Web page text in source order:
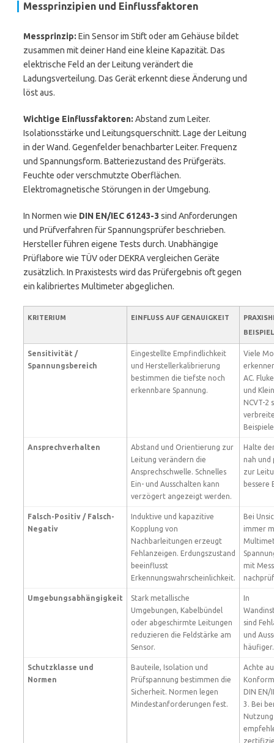
Messprinzipien und Einflussfaktoren
Messprinzip: Ein Sensor im Stift oder am Gehäuse bildet
zusammen mit deiner Hand eine kleine Kapazität. Das
elektrische Feld an der Leitung verändert die
Ladungsverteilung. Das Gerät erkennt diese Änderung und
löst aus.
Wichtige Einflussfaktoren: Abstand zum Leiter.
Isolationsstärke und Leitungsquerschnitt. Lage der Leitung
in der Wand. Gegenfelder benachbarter Leiter. Frequenz
und Spannungsform. Batteriezustand des Prüfgeräts.
Feuchte oder verschmutzte Oberflächen.
Elektromagnetische Störungen in der Umgebung.
In Normen wie DIN EN/IEC 61243-3 sind Anforderungen
und Prüfverfahren für Spannungsprüfer beschrieben.
Hersteller führen eigene Tests durch. Unabhängige
Prüflabore wie TÜV oder DEKRA vergleichen Geräte
zusätzlich. In Praxistests wird das Prüfergebnis oft gegen
ein kalibriertes Multimeter abgeglichen.
KRITERIUM EINFLUSS AUF GENAUIGKEIT
Sensitivität /
Spannungsbereich
Eingestellte Empfindlichkeit
und Herstellerkalibrierung
bestimmen die tiefste noch
erkennbare Spannung.
Viele
AC.
und
NCVT-2
Ansprechverhalten
Abstand und Orientierung zur
Leitung verändern die
Ansprechschwelle. Schnelles
Ein- und Ausschalten kann
verzögert angezeigt werden.
Halte
nah und
zur
bessere
Falsch-Positiv / Falsch-
Negativ
Induktive und kapazitive
Kopplung von
Nachbarleitungen erzeugt
Fehlanzeigen. Erdungszustand
beeinflusst
Erkennungswahrscheinlichkeit.
Bei
immer
mit
Umgebungsabhängigkeit
Stark metallische
Umgebungen, Kabelbündel
oder abgeschirmte Leitungen
reduzieren die Feldstärke am
Sensor.
In
sind
und
häufiger.
Schutzklasse und
Normen
Bauteile, Isolation und
Prüfspannung bestimmen die
Sicherheit. Normen legen
Mindestanforderungen fest.
Achte
DIN EN/
3. Bei
Nutzung